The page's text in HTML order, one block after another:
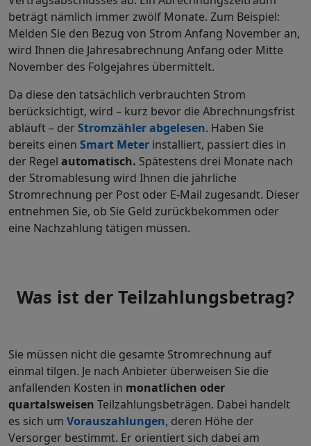
beträgt nämlich immer zwölf Monate. Zum Beispiel:
Melden Sie den Bezug von Strom Anfang November an,
wird Ihnen die Jahresabrechnung Anfang oder Mitte
November des Folgejahres übermittelt.
Da diese den tatsächlich verbrauchten Strom
berücksichtigt, wird – kurz bevor die Abrechnungsfrist
abläuft – derStromzähler abgelesen. Haben Sie
bereits einen Smart Meter installiert, passiert dies in
der Regel automatisch. Spätestens drei Monate nach
der Stromablesung wird Ihnen die jährliche
Stromrechnung per Post oder E-Mail zugesandt. Dieser
entnehmen Sie, ob Sie Geld zurückbekommen oder
eine Nachzahlung tätigen müssen.
Was ist der Teilzahlungsbetrag?
Sie müssen nicht die gesamte Stromrechnung auf
einmal tilgen. Je nach Anbieter überweisen Sie die
anfallenden Kosten in monatlichen oder
quartalsweisen Teilzahlungsbeträgen. Dabei handelt
es sich um Vorauszahlungen, deren Höhe der
Versorger bestimmt. Er orientiert sich dabei am